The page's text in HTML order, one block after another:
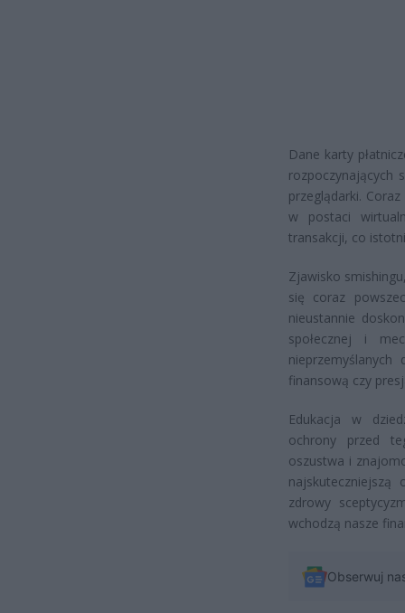
Dane karty
rozpoczynających
przeglądarki.
w postaci
transakcji, co
Zjawisko
się coraz
nieustannie
społecznej i
finansową czy
Edukacja w
ochrony przed
oszustwa i
zdrowy
wchodzą nasze
Obserwuj